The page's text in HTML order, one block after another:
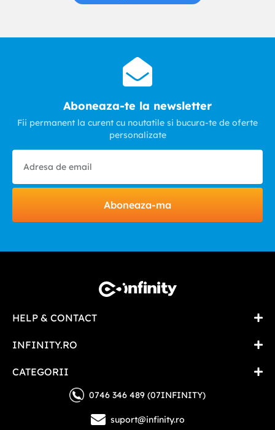
Aboneaza-te la newsletter
Fii permanent la curent cu noutatile si bucura-te de oferte
personalizate
Aboneaza-ma
HELP & CONTACT
INFINITY.RO
CATEGORII
0746 346 489 (07INFINITY)
suport@infinity.ro